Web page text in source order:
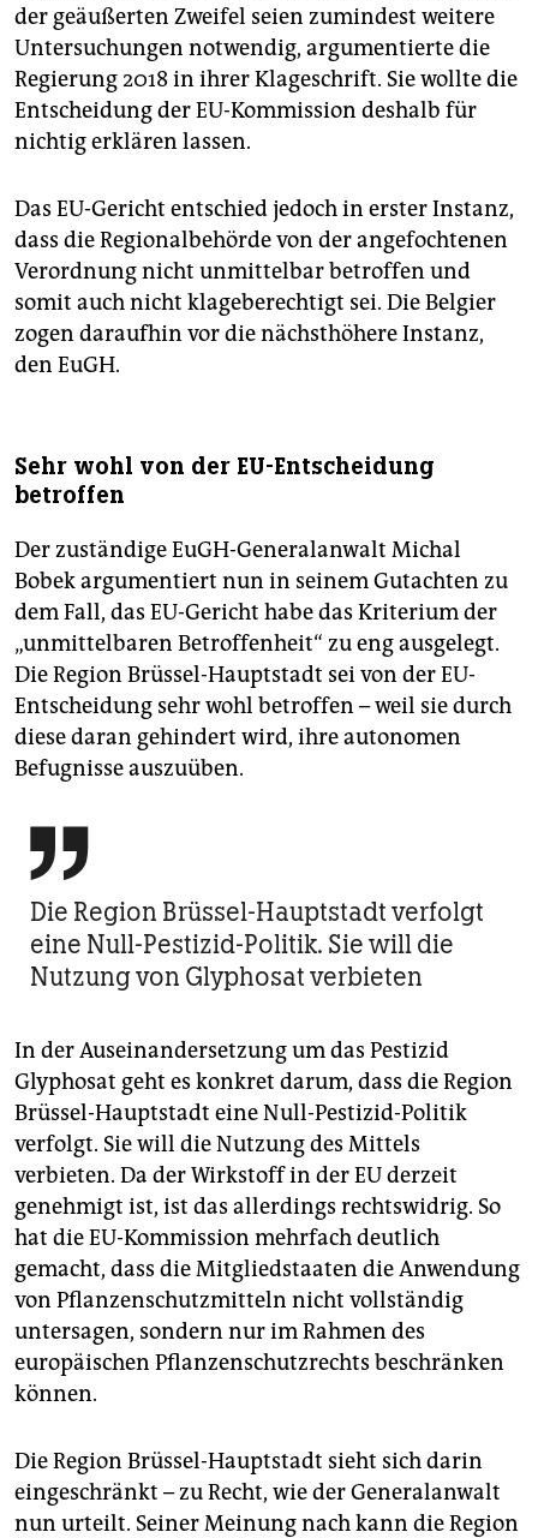
der geäußerten Zweifel seien zumindest weitere
Untersuchungen notwendig, argumentierte die
Regierung 2018 in ihrer Klageschrift. Sie wollte die
Entscheidung der EU-Kommission deshalb für
nichtig erklären lassen.
Das EU-Gericht entschied jedoch in erster Instanz,
dass die Regionalbehörde von der angefochtenen
Verordnung nicht unmittelbar betroffen und
somit auch nicht klageberechtigt sei. Die Belgier
zogen daraufhin vor die nächsthöhere Instanz,
den EuGH.
Sehr wohl von der EU-Entscheidung
betroffen
Der zuständige EuGH-Generalanwalt Michal
Bobek argumentiert nun in seinem Gutachten zu
dem Fall, das EU-Gericht habe das Kriterium der
„unmittelbaren Betroffenheit“ zu eng ausgelegt.
Die Region Brüssel-Hauptstadt sei von der EU-
Entscheidung sehr wohl betroffen – weil sie durch
diese daran gehindert wird, ihre autonomen
Befugnisse auszuüben.

Die Region Brüssel-Hauptstadt verfolgt
eine Null-Pestizid-Politik. Sie will die
Nutzung von Glyphosat verbieten
In der Auseinandersetzung um das Pestizid
Glyphosat geht es konkret darum, dass die Region
Brüssel-Hauptstadt eine Null-Pestizid-Politik
verfolgt. Sie will die Nutzung des Mittels
verbieten. Da der Wirkstoff in der EU derzeit
genehmigt ist, ist das allerdings rechtswidrig. So
hat die EU-Kommission mehrfach deutlich
gemacht, dass die Mitgliedstaaten die Anwendung
von Pflanzenschutzmitteln nicht vollständig
untersagen, sondern nur im Rahmen des
europäischen Pflanzenschutzrechts beschränken
können.
Die Region Brüssel-Hauptstadt sieht sich darin
eingeschränkt – zu Recht, wie der Generalanwalt
nun urteilt. Seiner Meinung nach kann die Region